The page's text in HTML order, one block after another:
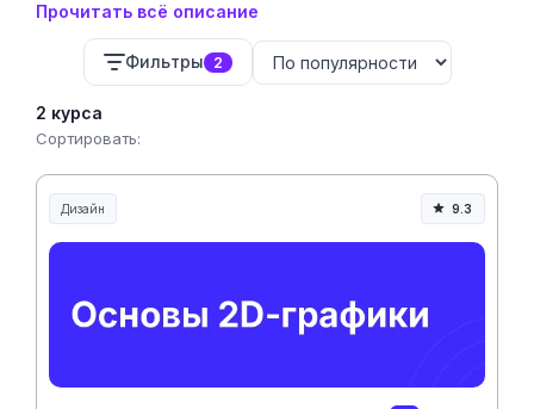
геймдизайнеров и визуализаторов, без которой
любая модель останется лишь серым пластиком.
Прочитать всё описание
Фильтры 2
2 курса
Сортировать:
Дизайн 9.3